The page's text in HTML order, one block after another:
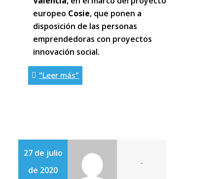
europeo Cosie, que ponen a
disposición de las personas
emprendedoras con proyectos
innovación social.
"Leer más"
27 de julio
de 2020
-